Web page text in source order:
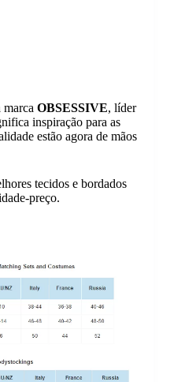
marca OBSESSIVE, líder
inspiração para as
estão agora de mãos
tecidos e bordados
preço.